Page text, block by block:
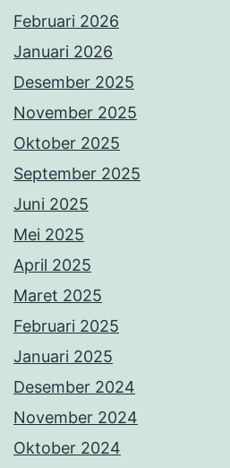
Februari 2026
Januari 2026
Desember 2025
November 2025
Oktober 2025
September 2025
Juni 2025
Mei 2025
April 2025
Maret 2025
Februari 2025
Januari 2025
Desember 2024
November 2024
Oktober 2024